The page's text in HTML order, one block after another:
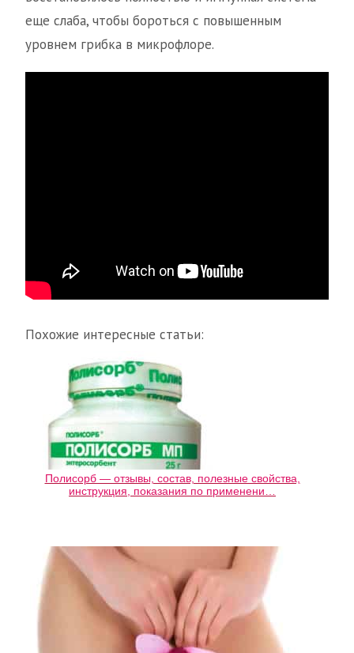
еще слаба, чтобы бороться с повышенным
уровнем грибка в микрофлоре.
Похожие интересные статьи:
Полисорб — отзывы, состав, полезные свойства,
инструкция, показания по применени…